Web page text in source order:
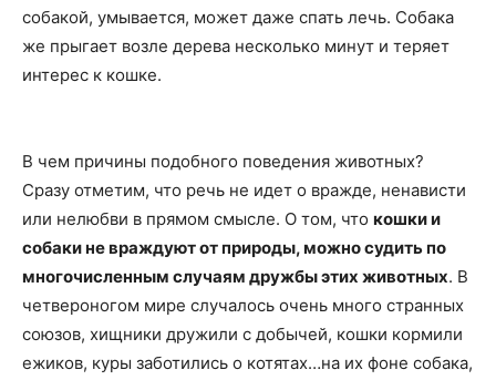
собакой, умывается, может даже спать лечь. Собака
же прыгает возле дерева несколько минут и теряет
интерес к кошке.
В чем причины подобного поведения животных?
Сразу отметим, что речь не идет о вражде, ненависти
или нелюбви в прямом смысле. О том, что кошки и
собаки не враждуют от природы, можно судить по
многочисленным случаям дружбы этих животных. В
четвероногом мире случалось очень много странных
союзов, хищники дружили с добычей, кошки кормили
ежиков, куры заботились о котятах…на их фоне собака,